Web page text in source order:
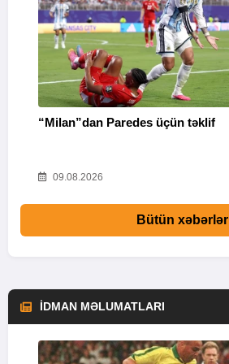
“Milan”dan Paredes üçün təklif
09.08.2026
Bütün xəbərlər
İDMAN MƏLUMATLARI